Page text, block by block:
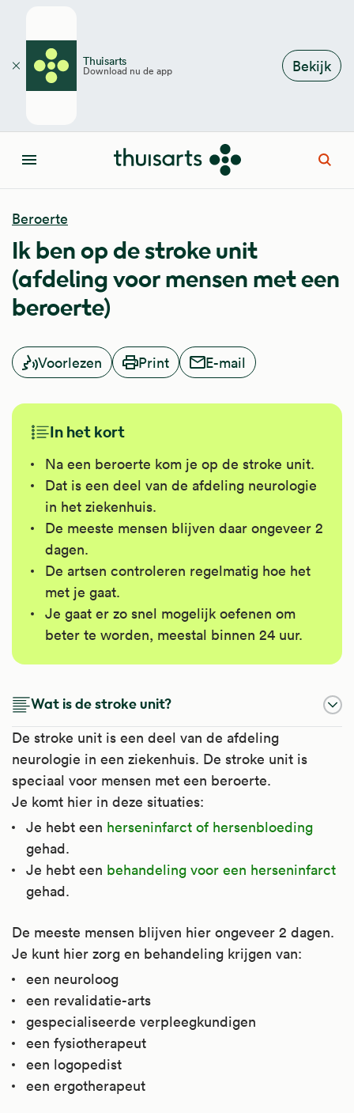
Thuisarts
Download nu de app Bekijk
Sluiten
Menu
Beroerte
Ik ben op de stroke unit
(afdeling voor mensen met een
beroerte)
Voorlezen Print E-mail
In het kort
Na een beroerte kom je op de stroke unit.
Dat is een deel van de afdeling neurologie
in het ziekenhuis.
De meeste mensen blijven daar ongeveer 2
dagen.
De artsen controleren regelmatig hoe het
met je gaat.
Je gaat er zo snel mogelijk oefenen om
beter te worden, meestal binnen 24 uur.
Wat is de stroke unit?
De stroke unit is een deel van de afdeling
neurologie in een ziekenhuis. De stroke unit is
speciaal voor mensen met een beroerte.
Je komt hier in deze situaties:
Je hebt een herseninfarct of hersenbloeding
gehad.
Je hebt een behandeling voor een herseninfarct
gehad.
De meeste mensen blijven hier ongeveer 2 dagen.
Je kunt hier zorg en behandeling krijgen van:
een neuroloog
een revalidatie-arts
gespecialiseerde verpleegkundigen
een fysiotherapeut
een logopedist
een ergotherapeut